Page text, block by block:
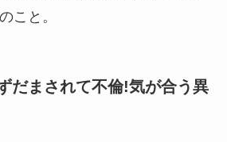
こと。
だまされて不倫!気が合う異